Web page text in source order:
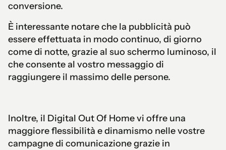
conversione.
È interessante notare che la pubblicità può
essere effettuata in modo continuo, di giorno
come di notte, grazie al suo schermo luminoso, il
che consente al vostro messaggio di
raggiungere il massimo delle persone.
Inoltre, il Digital Out Of Home vi offre una
maggiore flessibilità e dinamismo nelle vostre
campagne di comunicazione grazie in